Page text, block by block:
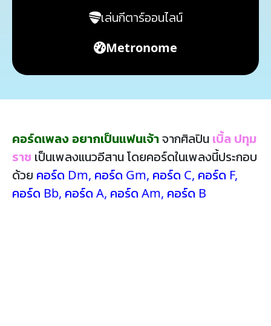
เล่นกีตาร์ออนไลน์
Metronome
คอร์ดเพลง อยากเป็นแฟนเจ้าจากศิลปิน เบิ้ล ปทุม
ราช เป็นเพลงแนวอีสาน โดยคอร์ดในเพลงนี้ประกอบ
ด้วย คอร์ด Dm, คอร์ด Gm, คอร์ด C, คอร์ด F,
คอร์ด Bb, คอร์ด A, คอร์ด Am, คอร์ด B